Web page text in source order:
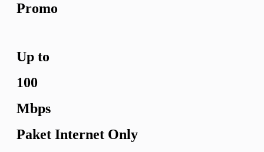
Promo
Up to
100
Mbps
Paket Internet Only